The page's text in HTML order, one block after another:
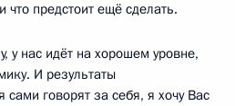
что предстоит ещё сделать.
у нас идёт на хорошем уровне,
И результаты
сами говорят за себя, я хочу Вас